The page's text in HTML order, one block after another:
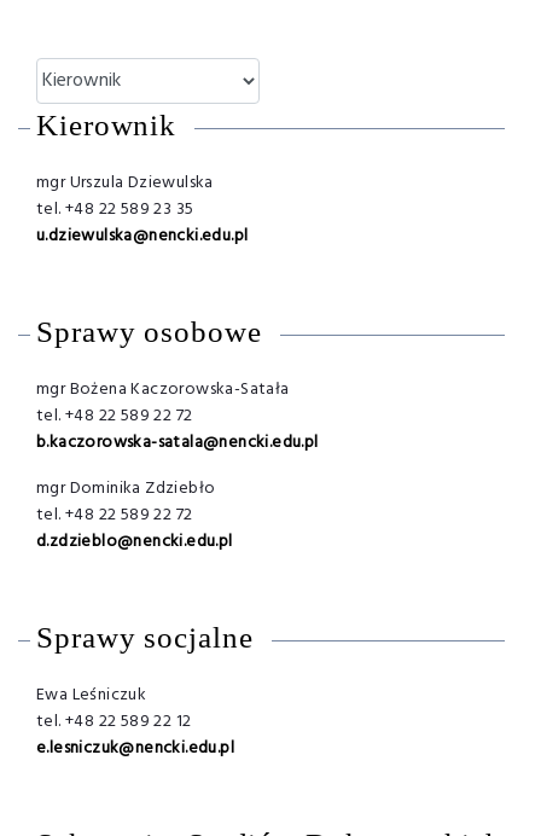
Kierownik
mgr Urszula Dziewulska
tel. +48 22 589 23 35
u.dziewulska@nencki.edu.pl
Sprawy osobowe
mgr Bożena Kaczorowska-Satała
tel. +48 22 589 22 72
b.kaczorowska-satala@nencki.edu.pl
mgr Dominika Zdziebło
tel. +48 22 589 22 72
d.zdzieblo@nencki.edu.pl
Sprawy socjalne
Ewa Leśniczuk
tel. +48 22 589 22 12
e.lesniczuk@nencki.edu.pl